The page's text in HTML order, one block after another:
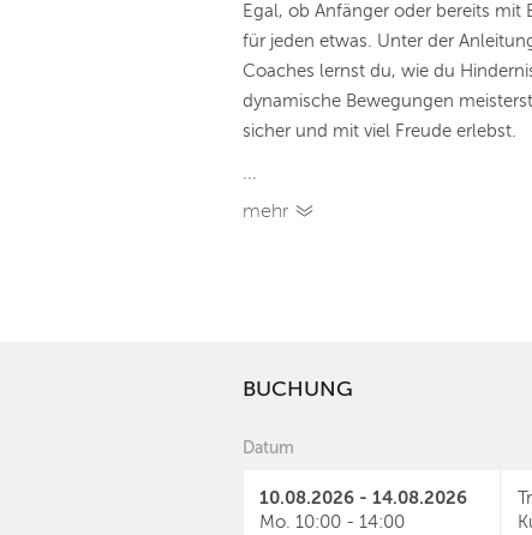
Egal, ob Anfänger oder bereits mit
für jeden etwas. Unter der
Coaches lernst du, wie du
dynamische Bewegungen
sicher und mit viel Freude erlebst.
mehr
BUCHUNG
Datum
10.08.2026 - 14.08.2026
Mo. 10:00 - 14:00